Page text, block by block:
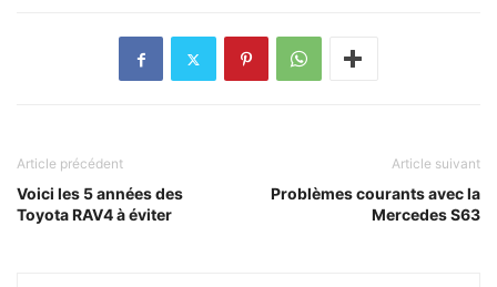
Article précédent
Voici les 5 années des
Toyota RAV4 à éviter
Article suivant
Problèmes courants avec la
Mercedes S63